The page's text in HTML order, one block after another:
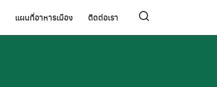
แผนที่อาหารเมือง ติดต่อเรา